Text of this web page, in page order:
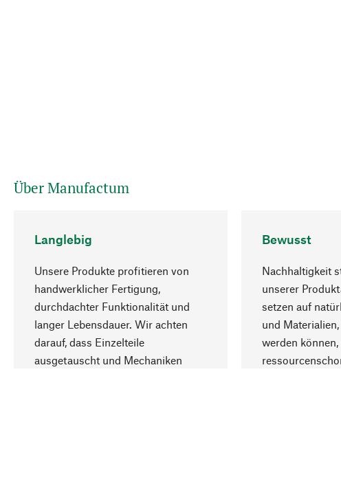
Über Manufactum
Langlebig
Unsere Produkte profitieren von
handwerklicher Fertigung,
durchdachter Funktionalität und
langer Lebensdauer. Wir achten
darauf, dass Einzelteile
ausgetauscht und Mechaniken
Bewusst
Nachhaltigkeit
unserer
setzen auf
und
werden